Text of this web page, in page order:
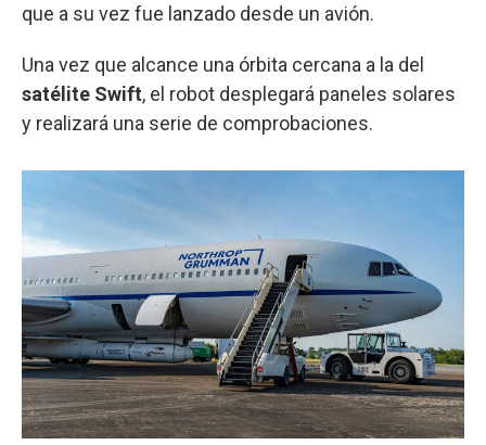
que a su vez fue lanzado desde un avión.
Una vez que alcance una órbita cercana a la del
satélite Swift, el robot desplegará paneles solares
y realizará una serie de comprobaciones.